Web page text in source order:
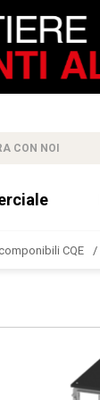
CON NOI
CQE